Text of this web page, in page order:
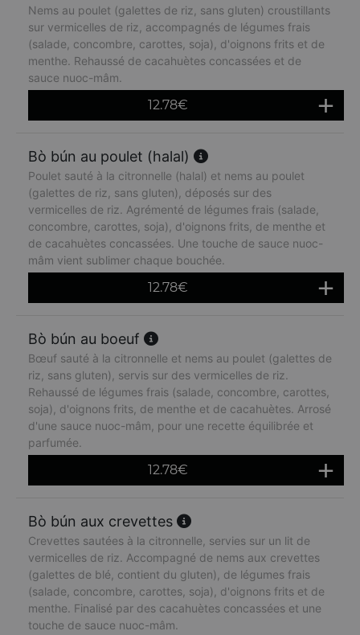
Nems au poulet (galettes de riz, sans gluten) croustillants
sur vermicelles de riz, accompagnés de légumes frais
(salade, concombre, carottes, soja), d'oignons frits et de
menthe. Rehaussé de cacahuètes concassées et de
sauce nuoc-mâm.
12.78€
Bò bún au poulet (halal)
Poulet sauté à la citronnelle (halal) et nems au poulet
(galettes de riz, sans gluten), déposés sur des
vermicelles de riz. Agrémenté de légumes frais (salade,
concombre, carottes, soja), d'oignons frits, de menthe et
de cacahuètes concassées. Une touche de sauce nuoc-
mâm vient sublimer chaque bouchée.
12.78€
Bò bún au boeuf
Bœuf sauté à la citronnelle et nems au poulet (galettes de
riz, sans gluten), servis sur des vermicelles de riz.
Rehaussé de légumes frais (salade, concombre, carottes,
soja), d'oignons frits, de menthe et de cacahuètes. Arrosé
d'une sauce nuoc-mâm, pour une recette équilibrée et
parfumée.
12.78€
Bò bún aux crevettes
Crevettes sautées à la citronnelle, servies sur un lit de
vermicelles de riz. Accompagné de nems aux crevettes
(galettes de blé, contient du gluten), de légumes frais
(salade, concombre, carottes, soja), d'oignons frits et de
menthe. Finalisé par des cacahuètes concassées et une
touche de sauce nuoc-mâm.